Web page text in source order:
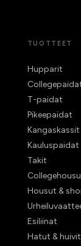
TUOTTEET
Hupparit
T-paidat
Pikeepaidat
Kangaskassit
Kauluspaidat
Takit
Housut &
Esiliinat
Hatut & huivit